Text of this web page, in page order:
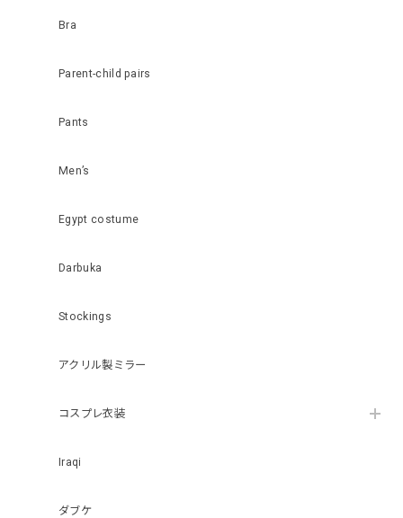
Bra
Parent-child pairs
Pants
Men’s
Egypt costume
Darbuka
Stockings
アクリル製ミラー
コスプレ衣装
Iraqi
ダブケ